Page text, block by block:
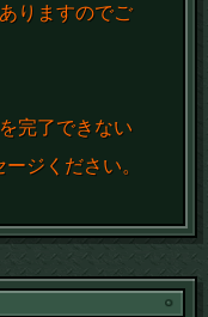
りますのでご
完了できない
ジください。